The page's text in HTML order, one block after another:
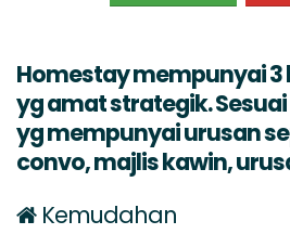
Homestay mempunyai 3
yg amat strategik.
yg mempunyai urusan
convo, majlis kawin,
Kemudahan